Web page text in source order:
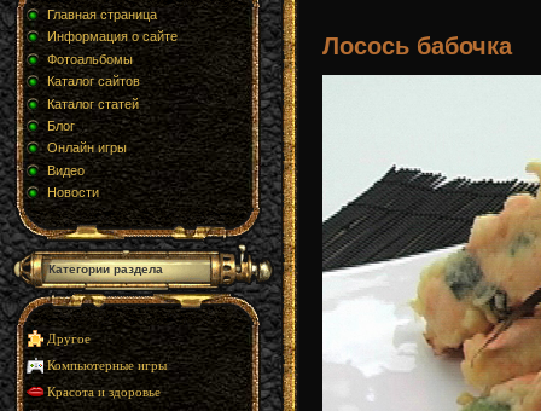
Главная страница
Информация о сайте
Фотоальбомы
Каталог сайтов
Каталог статей
Блог
Онлайн игры
Видео
Новости
Категории раздела
Другое
Компьютерные игры
Красота и здоровье
Лосось бабочка